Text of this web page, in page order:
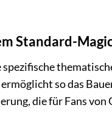
Standard-
so das
die für Fans von